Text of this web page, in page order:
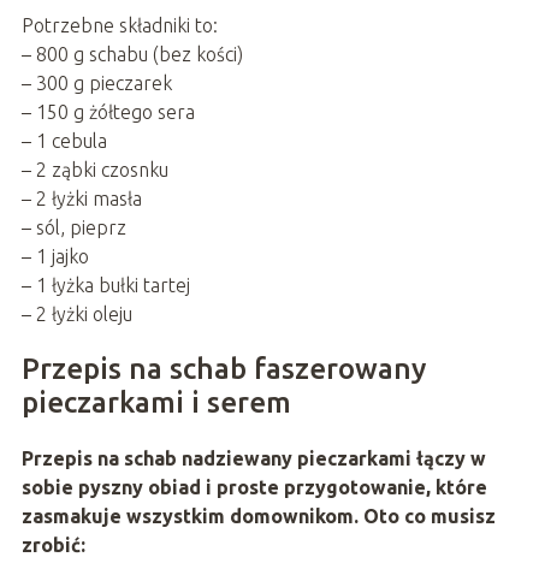
Potrzebne składniki to:
– 800 g schabu (bez kości)
– 300 g pieczarek
– 150 g żółtego sera
– 1 cebula
– 2 ząbki czosnku
– 2 łyżki masła
– sól, pieprz
– 1 jajko
– 1 łyżka bułki tartej
– 2 łyżki oleju
Przepis na schab faszerowany
pieczarkami i serem
Przepis na schab nadziewany pieczarkami łączy w
sobie pyszny obiad i proste przygotowanie, które
zasmakuje wszystkim domownikom. Oto co musisz
zrobić: